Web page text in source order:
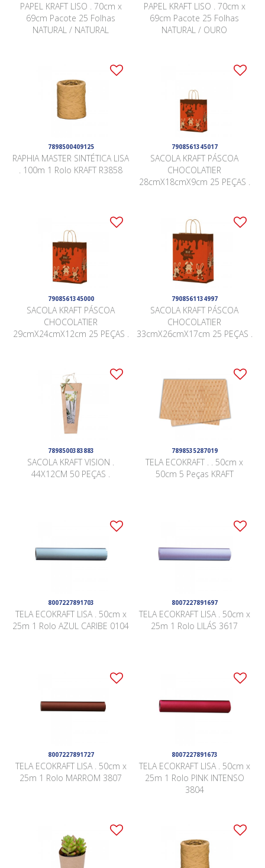
PAPEL KRAFT LISO . 70cm x
69cm Pacote 25 Folhas
NATURAL / NATURAL
PAPEL KRAFT LISO . 70cm x
69cm Pacote 25 Folhas
NATURAL / OURO
7898500409125
RAPHIA MASTER SINTÉTICA LISA
. 100m 1 Rolo KRAFT R3858
7908561345017
SACOLA KRAFT PÁSCOA
CHOCOLATIER
28cmX18cmX9cm 25 PEÇAS .
7908561345000
SACOLA KRAFT PÁSCOA
CHOCOLATIER
29cmX24cmX12cm 25 PEÇAS .
7908561134997
SACOLA KRAFT PÁSCOA
CHOCOLATIER
33cmX26cmX17cm 25 PEÇAS .
7898500383883
SACOLA KRAFT VISION .
44X12CM 50 PEÇAS .
7898535287019
TELA ECOKRAFT . . 50cm x
50cm 5 Peças KRAFT
8007227891703
TELA ECOKRAFT LISA . 50cm x
25m 1 Rolo AZUL CARIBE 0104
8007227891697
TELA ECOKRAFT LISA . 50cm x
25m 1 Rolo LILÁS 3617
8007227891727
TELA ECOKRAFT LISA . 50cm x
25m 1 Rolo MARROM 3807
8007227891673
TELA ECOKRAFT LISA . 50cm x
25m 1 Rolo PINK INTENSO
3804